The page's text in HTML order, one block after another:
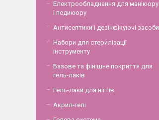
Електрообладнання для манікюру
і педикюру
Антисептики і дезінфікуючі засоби
Набори для стерилізації
інструменту
Базове та фінішне покриття для
гель-лаків
Гель-лаки для нігтів
Акрил-гелі